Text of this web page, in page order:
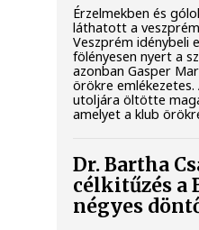
Érzelmekben és
láthatott a
Veszprém idénybeli
fölényesen nyert a
azonban Gasper
örökre emlékezetes.
utoljára öltötte
amelyet a klub
Dr. Bartha
célkitűzés a
négyes